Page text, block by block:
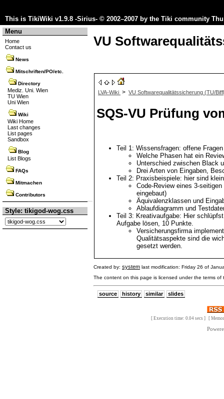
This is TikiWiki v1.9.8 -Sirius- © 2002–2007 by the Tiki community
Menu
Home
Contact us
News
Mitschriften/PO/etc.
Directory
Mediz. Uni. Wien
TU Wien
Uni Wien
Wiki
Wiki Home
Last changes
List pages
Sandbox
Blog
List Blogs
FAQs
Mitmachen
Contributors
Style: tikigod-wog.css
VU
LVA-Wiki > VU Softwarequalitätssicherung (TU/
SQS-VU Prüfung
Teil 1: Wissensfragen: offene
Welche Phasen hat ein
Unterschied zwischen Black
Drei Arten von Eingaben,
Teil 2: Praxisbeispiele: hier sind
Code-Review eines 3-
eingebaut)
Äquivalenzklassen und
Ablaufdiagramm und
Teil 3: Kreativaufgabe: Hier
Aufgabe lösen, 10 Punkte.
Versicherungsfirma
Qualitätsaspekte sind die
gesetzt werden.
Created by: system last modification: Friday 26 of
The content on this page is licensed under the terms of
source history similar slides
[ Execution time: 0.04 secs ] [